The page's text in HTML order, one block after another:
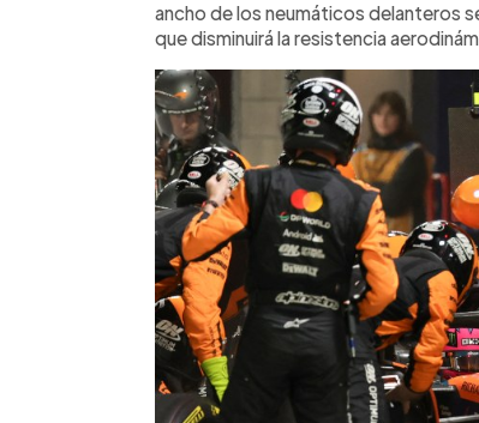
ancho de los neumáticos delanteros
que disminuirá la resistencia